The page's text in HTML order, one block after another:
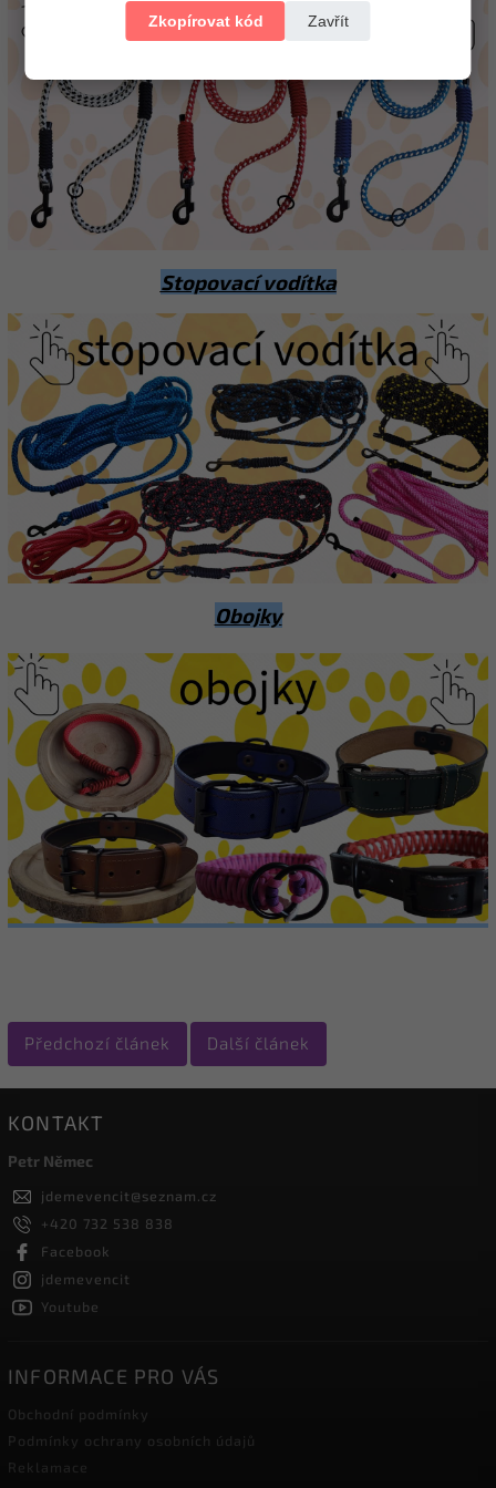
Stopovací vodítka
Obojky
Předchozí článek Další článek
KONTAKT
Petr Němec
jdemevencit@seznam.cz
+420 732 538 838
Facebook
jdemevencit
Youtube
INFORMACE PRO VÁS
Obchodní podmínky
Podmínky ochrany osobních údajů
Reklamace
Zkopírovat kód Zavřít